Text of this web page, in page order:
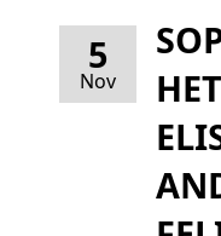
5
Nov